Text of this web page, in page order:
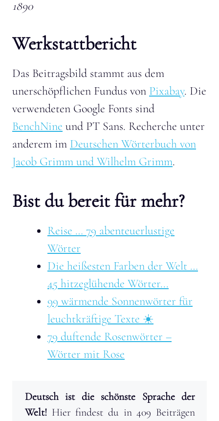
1890
Werkstattbericht
Das Beitragsbild stammt aus dem
unerschöpflichen Fundus von Pixabay. Die
verwendeten Google Fonts sind
BenchNine und PT Sans. Recherche unter
anderem im Deutschen Wörterbuch von
Jacob Grimm und Wilhelm Grimm.
Bist du bereit für mehr?
Reise … 79 abenteuerlustige
Wörter
Die heißesten Farben der Welt …
45 hitzeglühende Wörter...
99 wärmende Sonnenwörter für
leuchtkräftige Texte ☀️
79 duftende Rosenwörter –
Wörter mit Rose
Deutsch ist die schönste Sprache der
Welt! Hier findest du in 409 Beiträgen